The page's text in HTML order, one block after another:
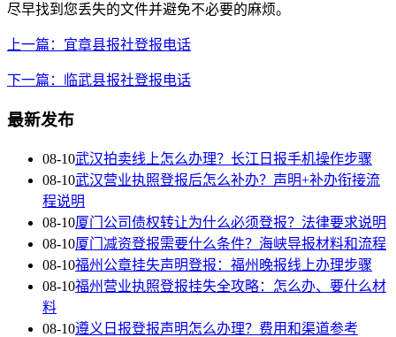
尽早找到您丢失的文件并避免不必要的麻烦。
上一篇：宜章县报社登报电话
下一篇：临武县报社登报电话
最新发布
08-10武汉拍卖线上怎么办理？长江日报手机操作步骤
08-10武汉营业执照登报后怎么补办？声明+补办衔接流
程说明
08-10厦门公司债权转让为什么必须登报？法律要求说明
08-10厦门减资登报需要什么条件？海峡导报材料和流程
08-10福州公章挂失声明登报：福州晚报线上办理步骤
08-10福州营业执照登报挂失全攻略：怎么办、要什么材
料
08-10遵义日报登报声明怎么办理？费用和渠道参考